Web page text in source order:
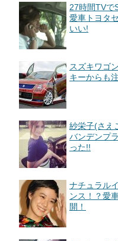
27時間TVで
愛車トヨタ
いい!
スズキワゴ
キーからも
紗栄子(さえ
バンデンプ
った!!
ナチュラル
ンス！？愛
開！